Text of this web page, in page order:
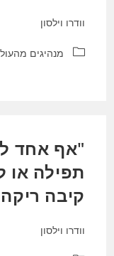
וודרו וילסון
קטגוריה:מנהיגים
"אף אחד
תפילה או
קיבה
וודרו וילסון